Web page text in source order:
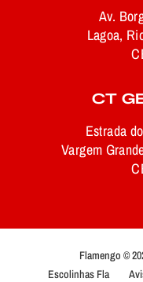
Av.
Lagoa,
CT
Estrada
Vargem
Flamengo ©
Escolinhas Fla